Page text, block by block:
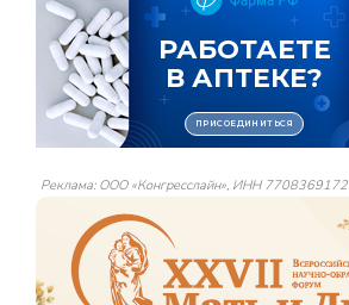
Реклама: ООО «Конгресслайн», ИНН 7708369172